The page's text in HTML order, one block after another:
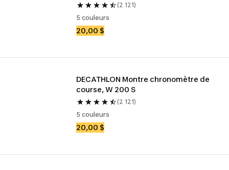
(2 121)
5 couleurs
20,00 $
DECATHLON Montre chronomètre de
course, W 200 S
(2 121)
5 couleurs
20,00 $